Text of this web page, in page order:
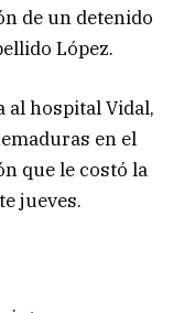
de un detenido
López.
al hospital Vidal,
en el
que le costó la
jueves.